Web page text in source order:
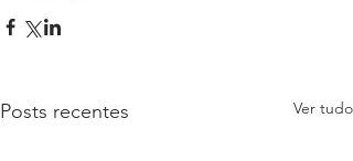
Posts recentes Ver tudo